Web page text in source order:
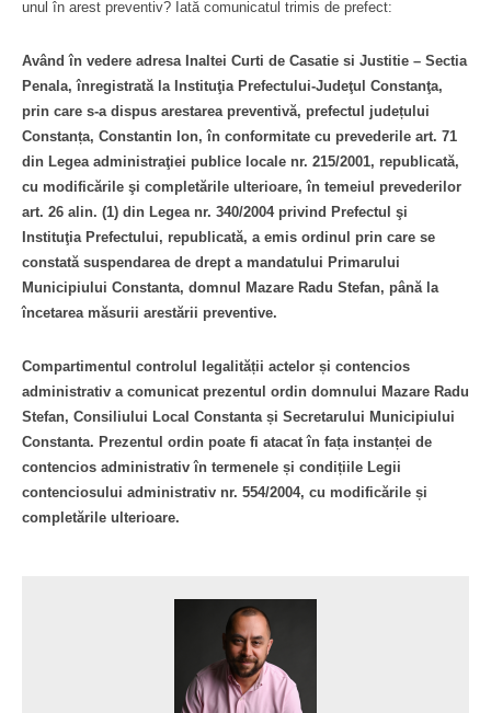
unul în arest preventiv? Iată comunicatul trimis de prefect:
Având în vedere adresa Inaltei Curti de Casatie si Justitie – Sectia
Penala, înregistrată la Instituţia Prefectului-Judeţul Constanţa,
prin care s-a dispus arestarea preventivă, prefectul județului
Constanța, Constantin Ion, în conformitate cu prevederile art. 71
din Legea administraţiei publice locale nr. 215/2001, republicată,
cu modificările şi completările ulterioare, în temeiul prevederilor
art. 26 alin. (1) din Legea nr. 340/2004 privind Prefectul şi
Instituţia Prefectului, republicată, a emis ordinul prin care se
constată suspendarea de drept a mandatului Primarului
Municipiului Constanta, domnul Mazare Radu Stefan, până la
încetarea măsurii arestării preventive.
Compartimentul controlul legalității actelor și contencios
administrativ a comunicat prezentul ordin domnului Mazare Radu
Stefan, Consiliului Local Constanta și Secretarului Municipiului
Constanta. Prezentul ordin poate fi atacat în fața instanței de
contencios administrativ în termenele și condițiile Legii
contenciosului administrativ nr. 554/2004, cu modificările și
completările ulterioare.